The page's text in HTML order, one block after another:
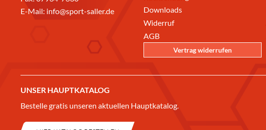
E-Mail: info@sport-saller.de
Downloads
Widerruf
AGB
Vertrag widerrufen
UNSER HAUPTKATALOG
Bestelle gratis unseren aktuellen Hauptkatalog.